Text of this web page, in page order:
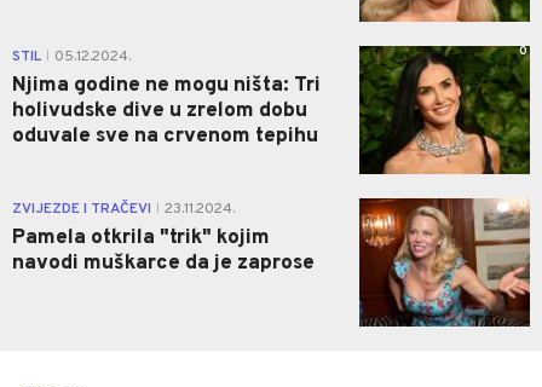
STIL 05.12.2024.
Njima godine ne mogu ništa: Tri
holivudske dive u zrelom dobu
oduvale sve na crvenom tepihu
0
ZVIJEZDE I TRAČEVI 23.11.2024.
Pamela otkrila "trik" kojim
navodi muškarce da je zaprose
0